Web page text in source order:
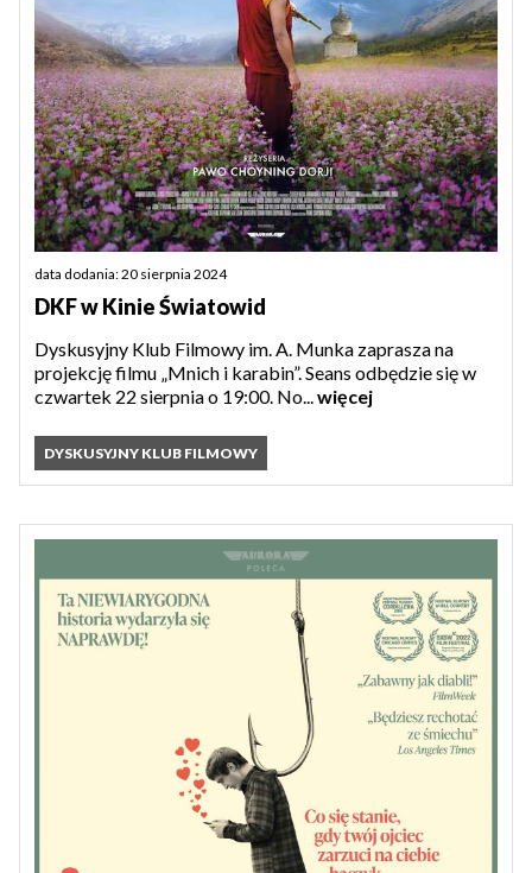
data dodania: 20 sierpnia 2024
DKF w Kinie Światowid
Dyskusyjny Klub Filmowy im. A. Munka zaprasza na
projekcję filmu „Mnich i karabin”. Seans odbędzie się w
czwartek 22 sierpnia o 19:00. No...więcej
DYSKUSYJNY KLUB FILMOWY